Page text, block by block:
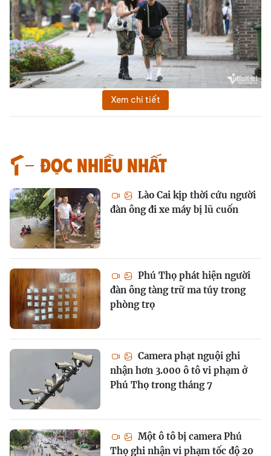
Xem chi tiết
Đọc nhiều nhất
Lào Cai kịp thời cứu người
đàn ông đi xe máy bị lũ cuốn
Phú Thọ phát hiện người
đàn ông tàng trữ ma túy trong
phòng trọ
Camera phạt nguội ghi
nhận hơn 3.000 ô tô vi phạm ở
Phú Thọ trong tháng 7
Một ô tô bị camera Phú
Thọ ghi nhận vi phạm tốc độ 20